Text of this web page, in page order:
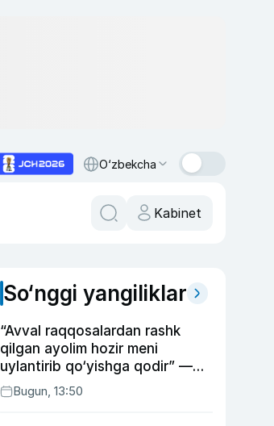
O‘zbekcha
Kabinet
So‘nggi yangiliklar
“Avval raqqosalardan rashk
qilgan ayolim hozir meni
uylantirib qo‘yishga qodir” —
Anvar Sobirov davlat ishidagi
faoliyati va o‘g‘il tarbiyasidagi
Bugun, 13:50